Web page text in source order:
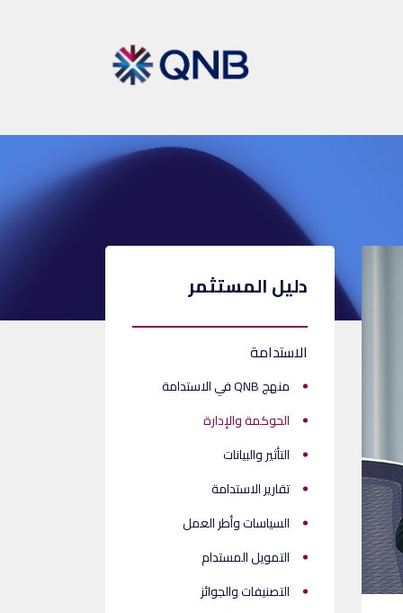
دليل المستثمر
الاستدامة
منهج QNB في الاستدامة
الحوكمة والإدارة
التأثير والبيانات
تقارير الاستدامة
السياسات وأطر العمل
التمويل المستدام
التصنيفات والجوائز